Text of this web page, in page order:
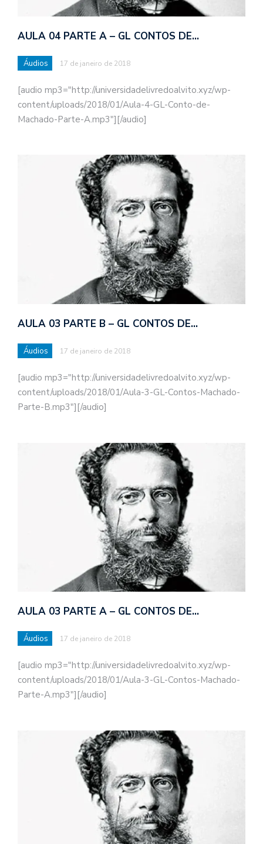
AULA 04 PARTE A – GL CONTOS DE…
Áudios 17 de janeiro de 2018
[audio mp3="http://universidadelivredoalvito.xyz/wp-
content/uploads/2018/01/Aula-4-GL-Conto-de-
Machado-Parte-A.mp3"][/audio]
AULA 03 PARTE B – GL CONTOS DE…
Áudios 17 de janeiro de 2018
[audio mp3="http://universidadelivredoalvito.xyz/wp-
content/uploads/2018/01/Aula-3-GL-Contos-Machado-
Parte-B.mp3"][/audio]
AULA 03 PARTE A – GL CONTOS DE…
Áudios 17 de janeiro de 2018
[audio mp3="http://universidadelivredoalvito.xyz/wp-
content/uploads/2018/01/Aula-3-GL-Contos-Machado-
Parte-A.mp3"][/audio]